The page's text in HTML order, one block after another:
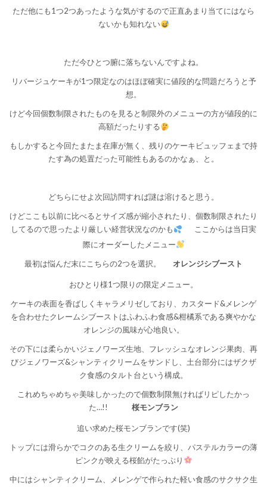
ただ他にも1つ2つあったような気がするので正直あまり当てにはなら
ないかも知れない
ただ今ひとつ腑に落ちないんですよね。
リバージュケーキが1つ限定なのはほぼ確実に値段的な問題だろうと予
想。
けど今回個数制限されたものを見ると制限外のメニューの方が値段的に
高額だったりする
もしかすると今回たまたま在庫が無く、残りのケーキビュッフェまで持
たす為の処置だった可能性もあるのかなぁ、と。
どちらにせよ次回訪問すれば謎は溶けると思う。
けどここも以前に比べるとサイズ感が縮小されたり、個数制限されたり
してるので思ったより厳しい経営状況なのかも
ここからは当日実
際にオーダーしたメニュー
最初は悩んだ末にこちらの2つを選択。
オレンジシブースト
おひとり様1つ限りの限定メニュー。
ケーキの表面を香ばしくキャラメリゼしており、カスタード&メレンゲ
を合わせたクレームシブーストはふわふわ食感&柑橘系である爽やかな
オレンジの風味が心地良い。
その下には柔らかいジェノワーズ生地、フレッシュなオレンジ果肉、再
びジェノワーズ&シャンティクリームをサンドし、土台部分にはザクザ
ク食感のタルト台という構成。
これめちゃめちゃ美味しかったので個数制限無ければリピしたかっ
た…!!
桜モンブラン
追い求めた桜モンブランです(笑)
トップには滑らかでコクのある生クリームを絞り、パステルカラーの薄
ピンクが映える桜餡がたっぷり
中にはシャンティクリーム、メレンゲで作られた軽い食感のサクサク生